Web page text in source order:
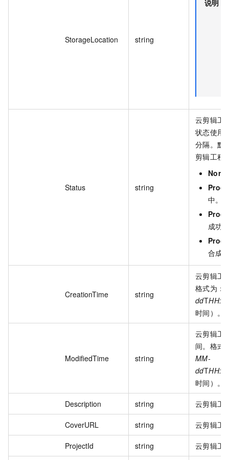
StorageLocation string
说明
Status string
云剪辑工
状态使用
分隔。默
剪辑工程
中。
成功
合成
CreationTime string
云剪辑工
格式为：
ddT
时间）。
ModifiedTime string
云剪辑工
间。格式
MM-
ddT
时间）。
Description string 云剪辑工
CoverURL string 云剪辑工
ProjectId string 云剪辑工